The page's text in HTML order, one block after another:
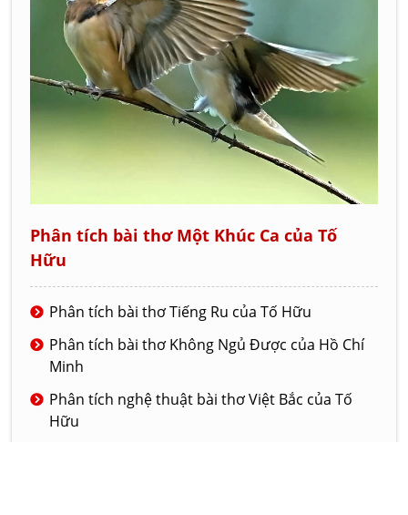
Phân tích bài thơ Một Khúc Ca của Tố
Hữu
Phân tích bài thơ Tiếng Ru của Tố Hữu
Phân tích bài thơ Không Ngủ Được của Hồ Chí
Minh
Phân tích nghệ thuật bài thơ Việt Bắc của Tố
Hữu